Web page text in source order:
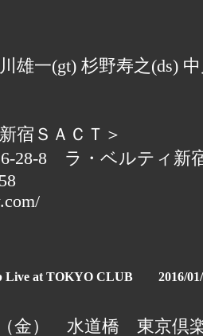
雄一(gt) 杉野寿之(ds)
宿ＳＡＣＴ＞
28-8 ラ・ベルティ新
Live at TOKYO CLUB 2016/
金） 水道橋 東京倶